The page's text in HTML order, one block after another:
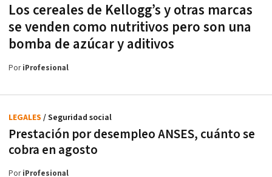
Los cereales de Kellogg’s y otras marcas
se venden como nutritivos pero son una
bomba de azúcar y aditivos
PoriProfesional
Prestación por desempleo ANSES, cuánto se
cobra en agosto
LEGALES / Seguridad social
PoriProfesional